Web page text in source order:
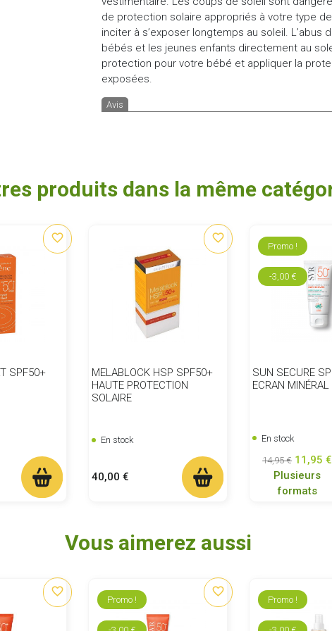
de protection solaire appropriés à votre type
inciter à s’exposer longtemps au soleil.
bébés et les jeunes enfants directement au
protection pour votre bébé et appliquer la
exposées.
Avis
produits dans la même
SPF50+
favorite_border
MELABLOCK HSP SPF50+
HAUTE PROTECTION
SOLAIRE
favorite_border
En stock
Prix
40,00 €
SUN SECURE
ECRAN
En stock
Prix de base
14,95 € Prix
11,95 €
Plusieurs
formats
Promo !
-3,00 €
Vous aimerez aussi
favorite_border favorite_border
Promo ! Promo !